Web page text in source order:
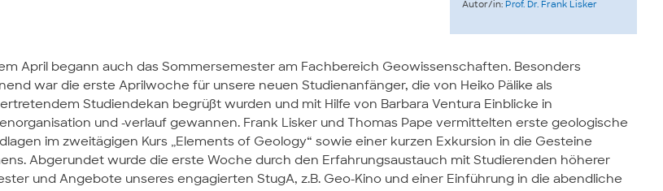
Autor/in: Prof. Dr. Frank Lisker
April begann auch das Sommersemester am Fachbereich Geowissenschaften. Besonders
war die erste Aprilwoche für unsere neuen Studienanfänger, die von Heiko Pälike als
Studiendekan begrüßt wurden und mit Hilfe von Barbara Ventura Einblicke in
und -verlauf gewannen. Frank Lisker und Thomas Pape vermittelten erste geologische
im zweitägigen Kurs „Elements of Geology“ sowie einer kurzen Exkursion in die Gesteine
Abgerundet wurde die erste Woche durch den Erfahrungsaustauch mit Studierenden höherer
und Angebote unseres engagierten StugA, z.B. Geo-Kino und einer Einführung in die abendliche